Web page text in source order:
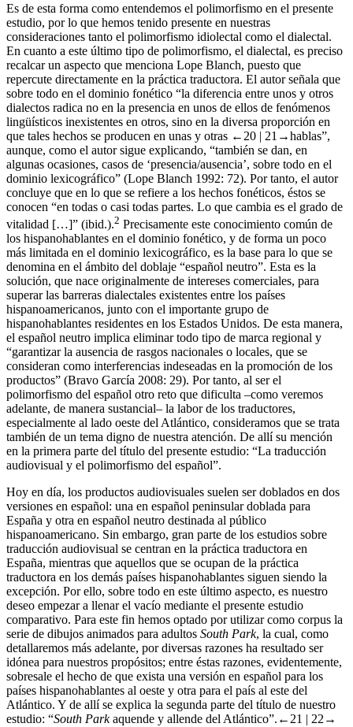
Es de esta forma como entendemos el polimorfismo en el presente
estudio, por lo que hemos tenido presente en nuestras
consideraciones tanto el polimorfismo idiolectal como el dialectal.
En cuanto a este último tipo de polimorfismo, el dialectal, es preciso
recalcar un aspecto que menciona Lope Blanch, puesto que
repercute directamente en la práctica traductora. El autor señala que
sobre todo en el dominio fonético “la diferencia entre unos y otros
dialectos radica no en la presencia en unos de ellos de fenómenos
lingüísticos inexistentes en otros, sino en la diversa proporción en
que tales hechos se producen en unas y otras ←20 | 21→hablas”,
aunque, como el autor sigue explicando, “también se dan, en
algunas ocasiones, casos de ‘presencia/ausencia’, sobre todo en el
dominio lexicográfico” (Lope Blanch 1992: 72). Por tanto, el autor
concluye que en lo que se refiere a los hechos fonéticos, éstos se
conocen “en todas o casi todas partes. Lo que cambia es el grado de
vitalidad […]” (ibid.).2 Precisamente este conocimiento común de
los hispanohablantes en el dominio fonético, y de forma un poco
más limitada en el dominio lexicográfico, es la base para lo que se
denomina en el ámbito del doblaje “español neutro”. Esta es la
solución, que nace originalmente de intereses comerciales, para
superar las barreras dialectales existentes entre los países
hispanoamericanos, junto con el importante grupo de
hispanohablantes residentes en los Estados Unidos. De esta manera,
el español neutro implica eliminar todo tipo de marca regional y
“garantizar la ausencia de rasgos nacionales o locales, que se
consideran como interferencias indeseadas en la promoción de los
productos” (Bravo García 2008: 29). Por tanto, al ser el
polimorfismo del español otro reto que dificulta –como veremos
adelante, de manera sustancial– la labor de los traductores,
especialmente al lado oeste del Atlántico, consideramos que se trata
también de un tema digno de nuestra atención. De allí su mención
en la primera parte del título del presente estudio: “La traducción
audiovisual y el polimorfismo del español”.
Hoy en día, los productos audiovisuales suelen ser doblados en dos
versiones en español: una en español peninsular doblada para
España y otra en español neutro destinada al público
hispanoamericano. Sin embargo, gran parte de los estudios sobre
traducción audiovisual se centran en la práctica traductora en
España, mientras que aquellos que se ocupan de la práctica
traductora en los demás países hispanohablantes siguen siendo la
excepción. Por ello, sobre todo en este último aspecto, es nuestro
deseo empezar a llenar el vacío mediante el presente estudio
comparativo. Para este fin hemos optado por utilizar como corpus la
serie de dibujos animados para adultos South Park, la cual, como
detallaremos más adelante, por diversas razones ha resultado ser
idónea para nuestros propósitos; entre éstas razones, evidentemente,
sobresale el hecho de que exista una versión en español para los
países hispanohablantes al oeste y otra para el país al este del
Atlántico. Y de allí se explica la segunda parte del título de nuestro
estudio: “South Parkaquende y allende del Atlántico”. ←21 | 22→